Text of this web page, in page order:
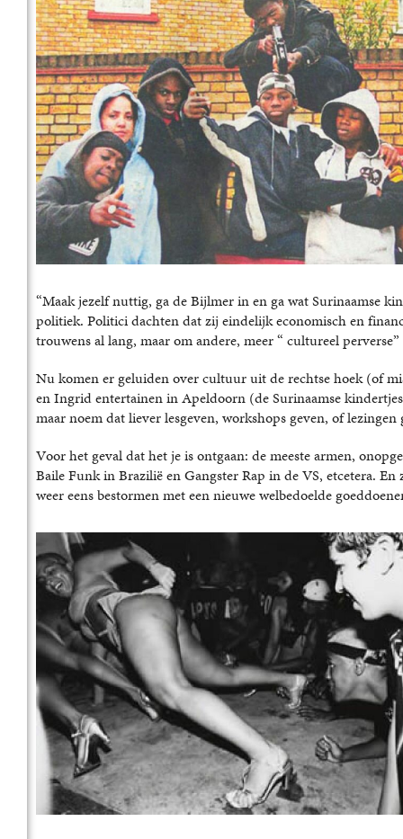
“Maak jezelf nuttig, ga de Bijlmer in en ga wat Surinaamse
politiek. Politici dachten dat zij eindelijk economisch en
trouwens al lang, maar om andere, meer “ cultureel
Nu komen er geluiden over cultuur uit de rechtse hoek (of
en Ingrid entertainen in Apeldoorn (de Surinaamse
maar noem dat liever lesgeven, workshops geven, of
Voor het geval dat het je is ontgaan: de meeste armen,
Baile Funk in Brazilië en Gangster Rap in de VS, etcetera.
weer eens bestormen met een nieuwe welbedoelde